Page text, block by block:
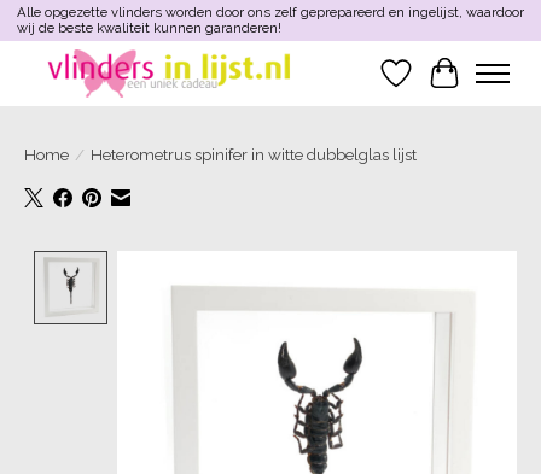
Alle opgezette vlinders worden door ons zelf geprepareerd en ingelijst, waardoor
wij de beste kwaliteit kunnen garanderen!
Verlanglijst
Home / Heterometrus spinifer in witte dubbelglas lijst